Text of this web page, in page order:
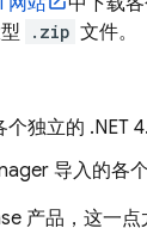
.zip 文件。
独立的 .NET
导入的各
产品，这一